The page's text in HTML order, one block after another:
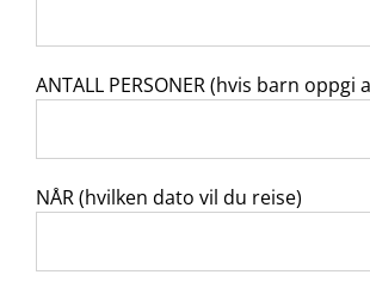
ANTALL PERSONER (hvis barn oppgi
NÅR (hvilken dato vil du reise)